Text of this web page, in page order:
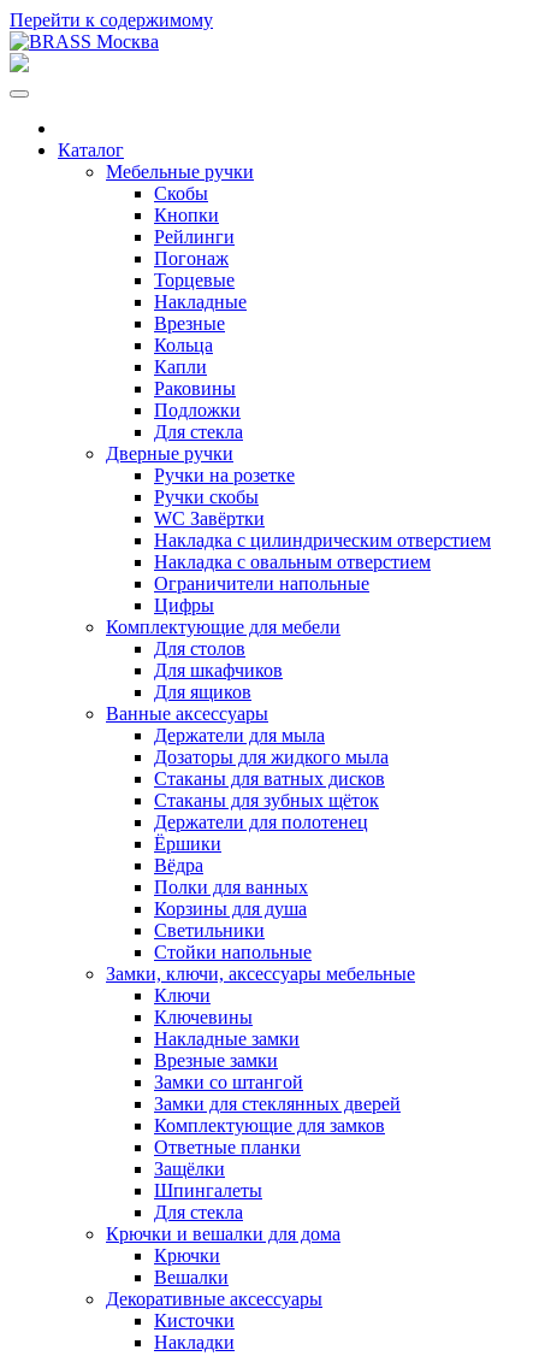
Перейти к содержимому
Каталог
Мебельные ручки
Скобы
Кнопки
Рейлинги
Погонаж
Торцевые
Накладные
Врезные
Кольца
Капли
Раковины
Подложки
Для стекла
Дверные ручки
Ручки на розетке
Ручки скобы
WC Завёртки
Накладка с цилиндрическим отверстием
Накладка с овальным отверстием
Ограничители напольные
Цифры
Комплектующие для мебели
Для столов
Для шкафчиков
Для ящиков
Ванные аксессуары
Держатели для мыла
Дозаторы для жидкого мыла
Стаканы для ватных дисков
Стаканы для зубных щёток
Держатели для полотенец
Ёршики
Вёдра
Полки для ванных
Корзины для душа
Светильники
Стойки напольные
Замки, ключи, аксессуары мебельные
Ключи
Ключевины
Накладные замки
Врезные замки
Замки со штангой
Замки для стеклянных дверей
Комплектующие для замков
Ответные планки
Защёлки
Шпингалеты
Для стекла
Крючки и вешалки для дома
Крючки
Вешалки
Декоративные аксессуары
Кисточки
Накладки